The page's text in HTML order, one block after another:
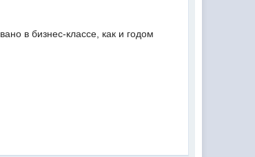
в бизнес-классе, как и годом